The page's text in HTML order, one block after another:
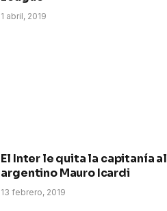
1 abril, 2019
El Inter le quita la capitanía al
argentino Mauro Icardi
13 febrero, 2019